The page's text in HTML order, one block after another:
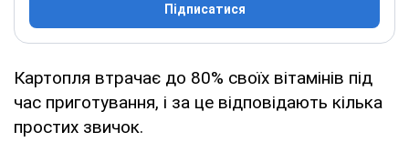
Підписатися
Картопля втрачає до 80% своїх вітамінів під
час приготування, і за це відповідають кілька
простих звичок.